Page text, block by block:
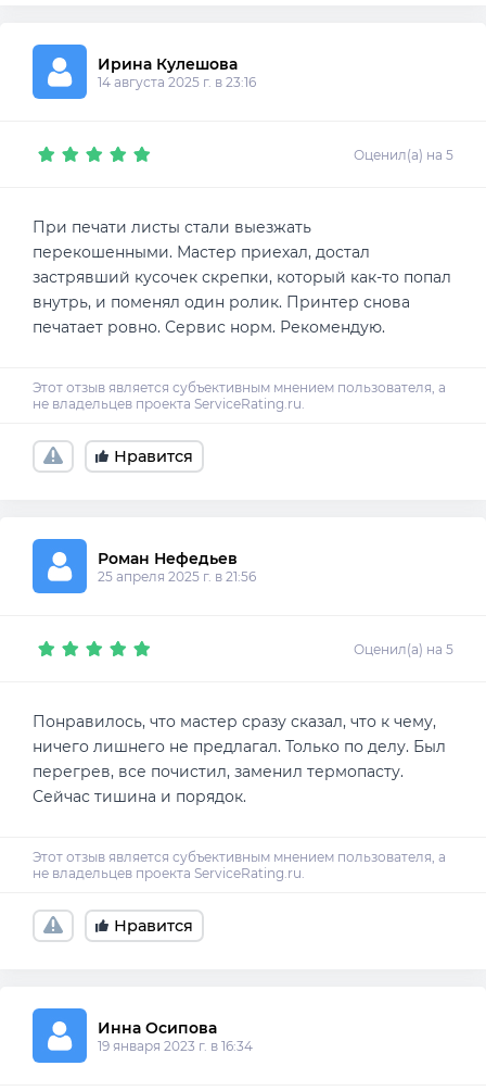
Ирина Кулешова
14 августа 2025 г. в 23:16
Оценил(а) на 5
При печати листы стали выезжать
перекошенными. Мастер приехал, достал
застрявший кусочек скрепки, который как-то попал
внутрь, и поменял один ролик. Принтер снова
печатает ровно. Сервис норм. Рекомендую.
Нравится
Роман Нефедьев
25 апреля 2025 г. в 21:56
Оценил(а) на 5
Понравилось, что мастер сразу сказал, что к чему,
ничего лишнего не предлагал. Только по делу. Был
перегрев, все почистил, заменил термопасту.
Сейчас тишина и порядок.
Нравится
Инна Осипова
19 января 2023 г. в 16:34